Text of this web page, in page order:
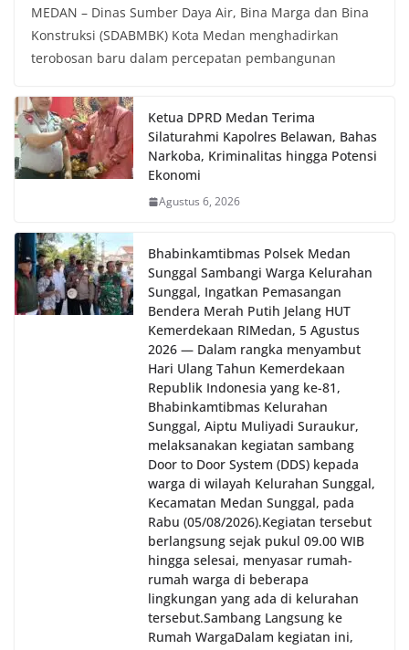
MEDAN – Dinas Sumber Daya Air, Bina Marga dan Bina
Konstruksi (SDABMBK) Kota Medan menghadirkan
terobosan baru dalam percepatan pembangunan
Ketua DPRD Medan Terima
Silaturahmi Kapolres Belawan, Bahas
Narkoba, Kriminalitas hingga Potensi
Ekonomi
Agustus 6, 2026
Bhabinkamtibmas Polsek Medan
Sunggal Sambangi Warga Kelurahan
Sunggal, Ingatkan Pemasangan
Bendera Merah Putih Jelang HUT
Kemerdekaan RI‎‎Medan, 5 Agustus
2026 — Dalam rangka menyambut
Hari Ulang Tahun Kemerdekaan
Republik Indonesia yang ke-81,
Bhabinkamtibmas Kelurahan
Sunggal, Aiptu Muliyadi Suraukur,
melaksanakan kegiatan sambang
Door to Door System (DDS) kepada
warga di wilayah Kelurahan Sunggal,
Kecamatan Medan Sunggal, pada
Rabu (05/08/2026).‎‎Kegiatan tersebut
berlangsung sejak pukul 09.00 WIB
hingga selesai, menyasar rumah-
rumah warga di beberapa
lingkungan yang ada di kelurahan
tersebut.‎Sambang Langsung ke
Rumah Warga‎Dalam kegiatan ini,